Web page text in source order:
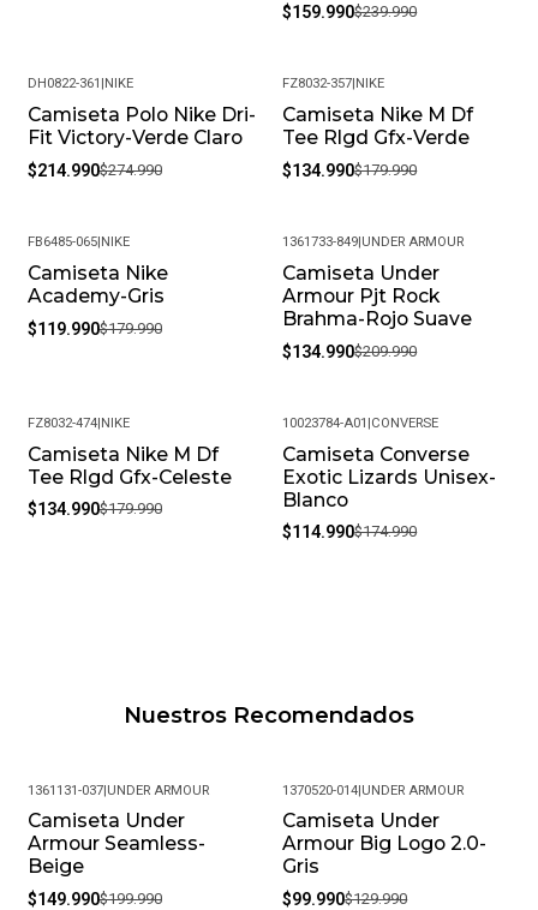
$159.990$239.990
-22%
DH0822-361 NIKE
Camiseta Polo Nike Dri-
Fit Victory-Verde Claro
$214.990$274.990
-25%
FZ8032-357 NIKE
Camiseta Nike M Df
Tee Rlgd Gfx-Verde
$134.990$179.990
-33%
FB6485-065| NIKE
Camiseta Nike
Academy-Gris
$119.990$179.990
-36%
1361733-849 UNDER ARMOUR
Camiseta Under
Armour Pjt Rock
Brahma-Rojo Suave
$134.990$209.990
-25%
FZ8032-474| NIKE
Camiseta Nike M Df
Tee Rlgd Gfx-Celeste
$134.990$179.990
-34%
10023784-A01 CONVERSE
Camiseta Converse
Exotic Lizards Unisex-
Blanco
$114.990$174.990
Nuestros Recomendados
-25%
1361131-037|UNDER ARMOUR
Camiseta Under
Armour Seamless-
Beige
$149.990$199.990
-23%
1370520-014|UNDER ARMOUR
Camiseta Under
Armour Big Logo 2.0-
Gris
$99.990$129.990